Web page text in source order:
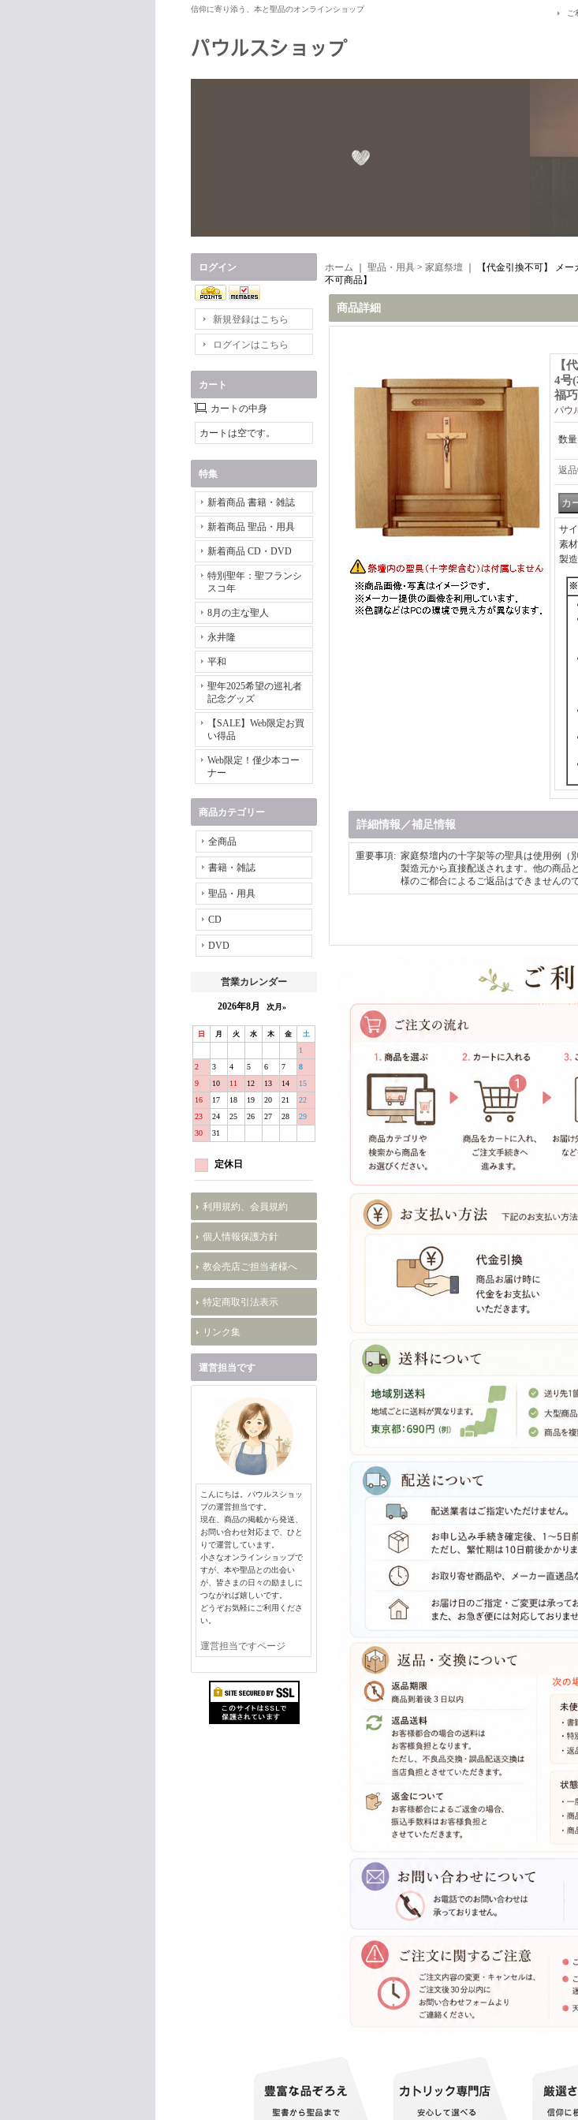
信仰に寄り添う、本と聖品のオンラインショップ ご
ログイン
新規登録はこちら
ログインはこちら
カート
カートの中身
カートは空です。
特集
新着商品 書籍・雑誌
新着商品 聖品・用具
新着商品 CD・DVD
特別聖年：聖フランシ
スコ年
8月の主な聖人
永井隆
平和
聖年2025希望の巡礼者
記念グッズ
【SALE】Web限定お買
い得品
Web限定！僅少本コー
ナー
商品カテゴリー
全商品
書籍・雑誌
聖品・用具
CD
DVD
営業カレンダー
2026年8月 次月»
日 月 火 水 木 金 土
1
2
3 4 5 6 7
8
9
10 11 12 13 14
15
16
17 18 19 20 21
22
23
24 25 26 27 28
29
30
31
定休日
利用規約、会員規約
個人情報保護方針
教会売店ご担当者様へ
特定商取引法表示
リンク集
運営担当です
こんにちは。パウルスショッ
プの運営担当です。
現在、商品の掲載から発送、
お問い合わせ対応まで、ひと
りで運営しています。
小さなオンラインショップで
すが、本や聖品との出会い
が、皆さまの日々の励ましに
つながれば嬉しいです。
どうぞお気軽にご利用くださ
い。
運営担当ですページ
ホーム 聖品・用具 > 家庭祭壇
【代金引換不可】 メ
不可商品】
商品詳細
【
4号
福
パウ
数量
返
サ
素
製
※
詳細情報／補足情報
重要事項: 家庭祭壇内の十字架等の聖具は使用例（
製造元から直接配送されます。他の商品
様のご都合によるご返品はできませんの